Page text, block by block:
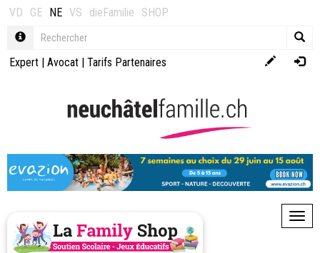
VD GE NE VS dieFamilie SHOP
Expert | Avocat | Tarifs Partenaires